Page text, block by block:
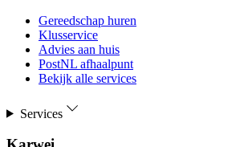
Gereedschap huren
Klusservice
Advies aan huis
PostNL afhaalpunt
Bekijk alle services
Services